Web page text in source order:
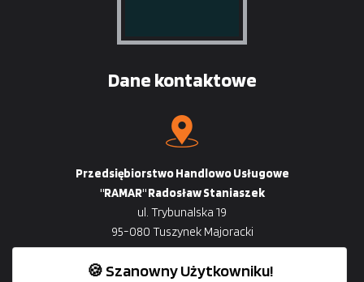
Dane kontaktowe
Przedsiębiorstwo Handlowo Usługowe
"RAMAR" Radosław Staniaszek
ul. Trybunalska 19
95-080 Tuszynek Majoracki
🍪 Szanowny Użytkowniku!